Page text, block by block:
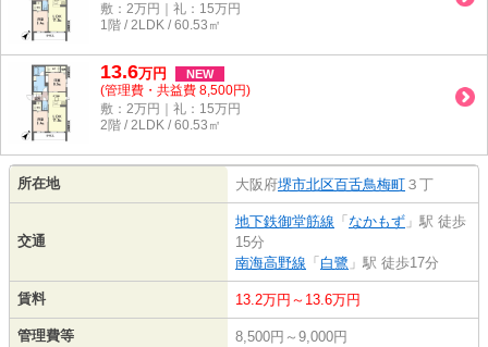
敷：2万円｜礼：15万円
1階 / 2LDK / 60.53㎡
13.6万円 NEW
(管理費・共益費 8,500円)
敷：2万円｜礼：15万円
2階 / 2LDK / 60.53㎡
所在地 大阪府堺市北区百舌鳥梅町 ３丁
交通
地下鉄御堂筋線 「 なかもず 」駅 徒歩
15分
南海高野線 「 白鷺 」駅 徒歩17分
賃料 13.2万円～13.6万円
管理費等 8,500円～9,000円